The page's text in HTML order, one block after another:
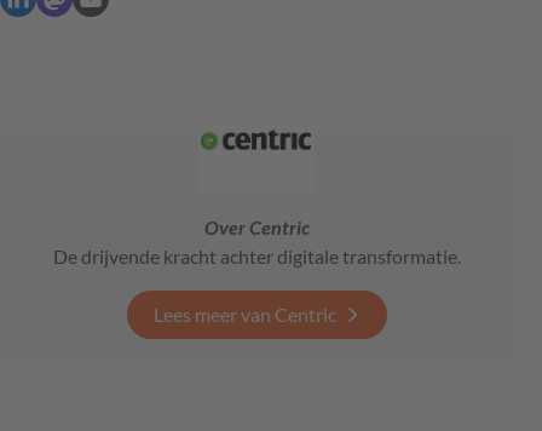
Over Centric
De drijvende kracht achter digitale transformatie.
Lees meer van Centric